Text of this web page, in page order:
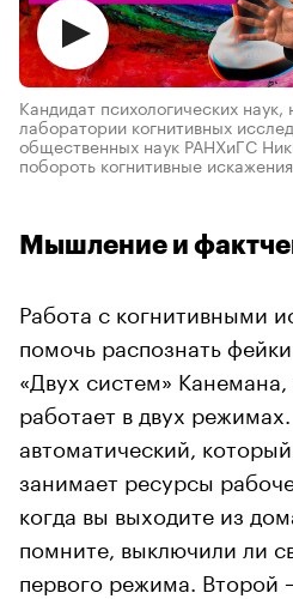
Кандидат психологических
лаборатории когнитивных
общественных наук РАНХиГС
побороть когнитивные искажения
Мышление и
Работа с когнитивными
помочь распознать
«Двух систем»
работает в двух
автоматический,
занимает ресурсы
когда вы выходите из
помните, выключили ли
первого режима. Второй